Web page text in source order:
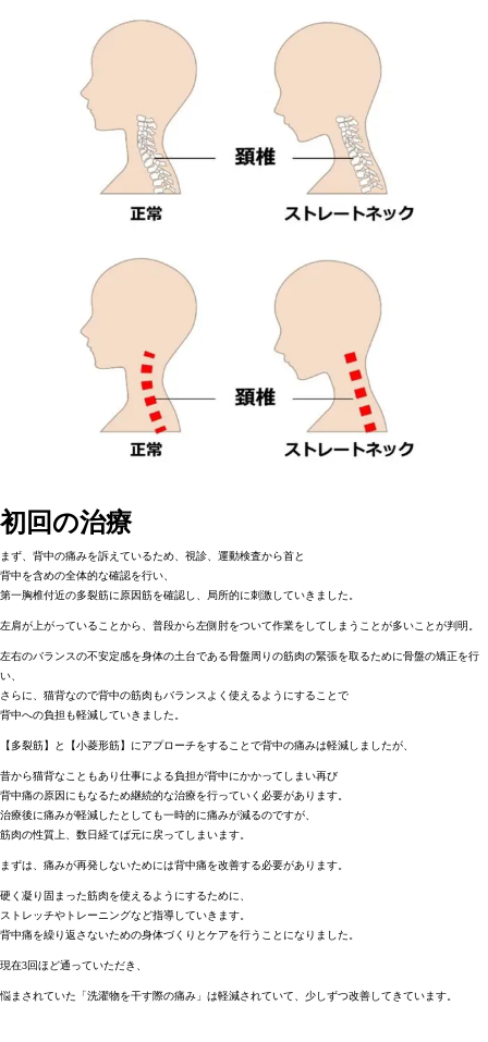
初回の治療
まず、背中の痛みを訴えているため、視診、運動検査から首と
背中を含めの全体的な確認を行い、
第一胸椎付近の多裂筋に原因筋を確認し、局所的に刺激していきました。
左肩が上がっていることから、普段から左側肘をついて作業をしてしまうことが多いことが判明。
左右のバランスの不安定感を身体の土台である骨盤周りの筋肉の緊張を取るために骨盤の矯正を行
い、
さらに、猫背なので背中の筋肉もバランスよく使えるようにすることで
背中への負担も軽減していきました。
【多裂筋】と【小菱形筋】にアプローチをすることで背中の痛みは軽減しましたが、
昔から猫背なこともあり仕事による負担が背中にかかってしまい再び
背中痛の原因にもなるため継続的な治療を行っていく必要があります。
治療後に痛みが軽減したとしても一時的に痛みが減るのですが、
筋肉の性質上、数日経てば元に戻ってしまいます。
まずは、痛みが再発しないためには背中痛を改善する必要があります。
硬く凝り固まった筋肉を使えるようにするために、
ストレッチやトレーニングなど指導していきます。
背中痛を繰り返さないための身体づくりとケアを行うことになりました。
現在3回ほど通っていただき、
悩まされていた「洗濯物を干す際の痛み」は軽減されていて、少しずつ改善してきています。